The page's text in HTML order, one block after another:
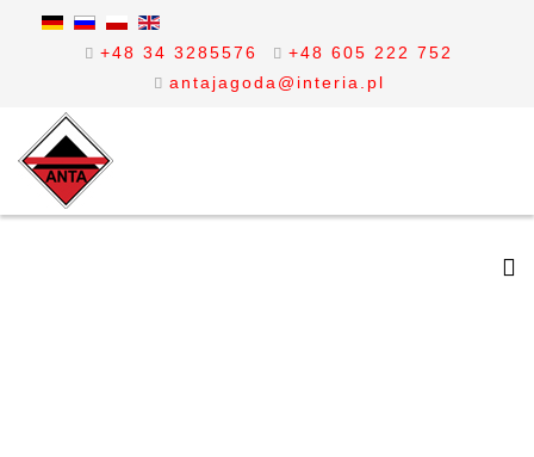
+48 34 3285576
+48 605 222 752
antajagoda@interia.pl